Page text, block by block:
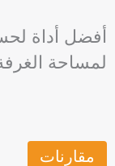
أفضل أداة
لمساحة
مقارنات